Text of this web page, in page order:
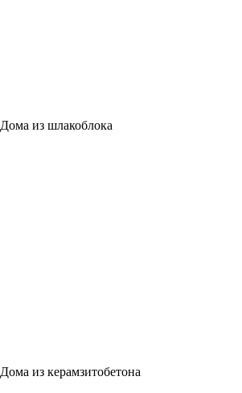
Дома из шлакоблока
Дома из керамзитобетона